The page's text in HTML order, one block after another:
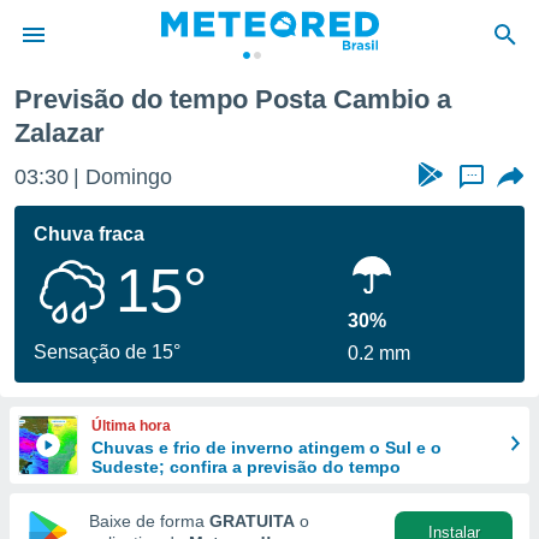
da
por
para
fornecidas
e
forma
Previsão do tempo Posta Cambio a
Zalazar
03:30 Domingo ...
Chuva fraca
15°
Sensação de 15°
30%
0.2 mm
Última hora
Chuvas e frio de inverno atingem o Sul e o
Sudeste; confira a previsão do tempo
Baixe de forma GRATUITA o
Instalar